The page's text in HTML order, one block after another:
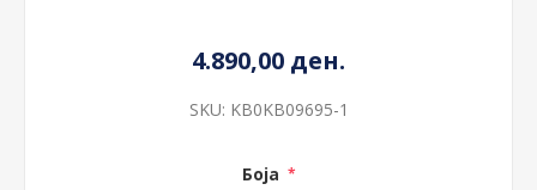
4.890,00 ден.
SKU: KB0KB09695-1
Боја *